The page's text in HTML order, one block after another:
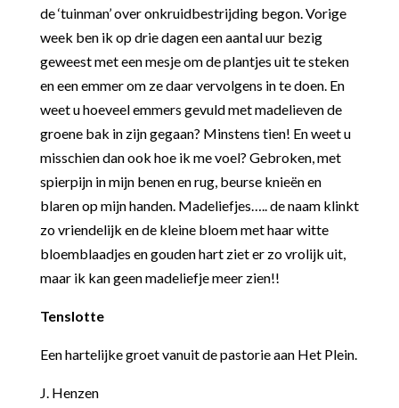
de ‘tuinman’ over onkruidbestrijding begon. Vorige
week ben ik op drie dagen een aantal uur bezig
geweest met een mesje om de plantjes uit te steken
en een emmer om ze daar vervolgens in te doen. En
weet u hoeveel emmers gevuld met madelieven de
groene bak in zijn gegaan? Minstens tien! En weet u
misschien dan ook hoe ik me voel? Gebroken, met
spierpijn in mijn benen en rug, beurse knieën en
blaren op mijn handen. Madeliefjes….. de naam klinkt
zo vriendelijk en de kleine bloem met haar witte
bloemblaadjes en gouden hart ziet er zo vrolijk uit,
maar ik kan geen madeliefje meer zien!!
Tenslotte
Een hartelijke groet vanuit de pastorie aan Het Plein.
J. Henzen